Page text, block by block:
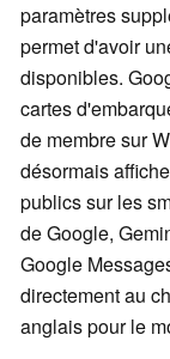
paramètres
permet d'avoir
disponibles.
cartes
de membre sur
désormais
publics sur les
de Google,
Google
directement au
anglais pour le